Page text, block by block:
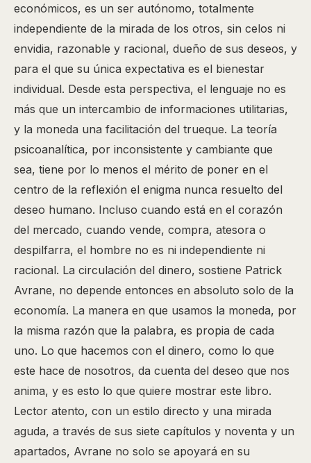
económicos, es un ser autónomo, totalmente
independiente de la mirada de los otros, sin celos ni
envidia, razonable y racional, dueño de sus deseos, y
para el que su única expectativa es el bienestar
individual. Desde esta perspectiva, el lenguaje no es
más que un intercambio de informaciones utilitarias,
y la moneda una facilitación del trueque. La teoría
psicoanalítica, por inconsistente y cambiante que
sea, tiene por lo menos el mérito de poner en el
centro de la reflexión el enigma nunca resuelto del
deseo humano. Incluso cuando está en el corazón
del mercado, cuando vende, compra, atesora o
despilfarra, el hombre no es ni independiente ni
racional. La circulación del dinero, sostiene Patrick
Avrane, no depende entonces en absoluto solo de la
economía. La manera en que usamos la moneda, por
la misma razón que la palabra, es propia de cada
uno. Lo que hacemos con el dinero, como lo que
este hace de nosotros, da cuenta del deseo que nos
anima, y es esto lo que quiere mostrar este libro.
Lector atento, con un estilo directo y una mirada
aguda, a través de sus siete capítulos y noventa y un
apartados, Avrane no solo se apoyará en su